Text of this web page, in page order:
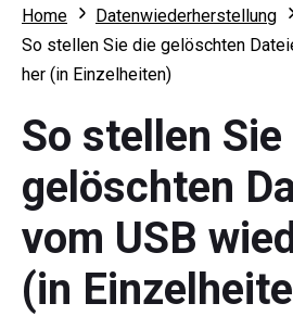
Home
Datenwiederherstellung
So stellen Sie die gelöschten
her (in Einzelheiten)
So stellen Sie
gelöschten
vom USB
(in